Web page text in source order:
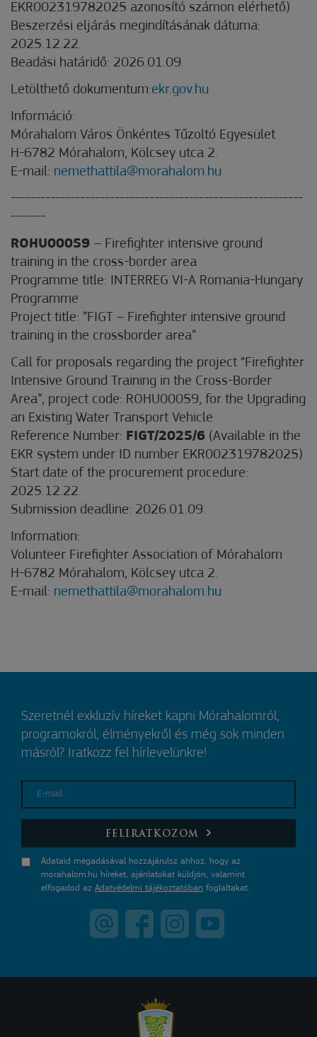
EKR002319782025 azonosító számon elérhető)
Beszerzési eljárás megindításának dátuma:
2025.12.22.
Beadási határidő: 2026.01.09.
Letölthető dokumentum:ekr.gov.hu
Információ:
Mórahalom Város Önkéntes Tűzoltó Egyesület
H-6782 Mórahalom, Kölcsey utca 2.
E-mail: nemethattila@morahalom.hu
-----------------------------------------------------------
-------
ROHU00059 – Firefighter intensive ground
training in the cross-border area
Programme title: INTERREG VI-A Romania-Hungary
Programme
Project title: ”FIGT – Firefighter intensive ground
training in the crossborder area”
Call for proposals regarding the project “Firefighter
Intensive Ground Training in the Cross-Border
Area”, project code: ROHU00059, for the Upgrading
an Existing Water Transport Vehicle
Reference Number: FIGT/2025/6 (Available in the
EKR system under ID number EKR002319782025)
Start date of the procurement procedure:
2025.12.22.
Submission deadline: 2026.01.09.
Information:
Volunteer Firefighter Association of Mórahalom
H-6782 Mórahalom, Kölcsey utca 2.
E-mail: nemethattila@morahalom.hu
Szeretnél exkluzív híreket kapni Mórahalomról,
programokról, élményekről és még sok minden
másról? Iratkozz fel hírlevelünkre!
E-mail
FELIRATKOZOM
Adataid megadásával hozzájárulsz ahhoz, hogy az
morahalom.hu híreket, ajánlatokat küldjön, valamint
elfogadod az Adatvédelmi tájékoztatóban foglaltakat.